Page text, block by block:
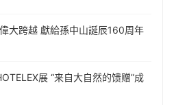
大跨越 獻給孫中山誕辰160周年
展 “来自大自然的馈赠”成